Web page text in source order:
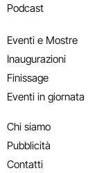
Podcast
Eventi e Mostre
Inaugurazioni
Finissage
Eventi in giornata
Chi siamo
Pubblicità
Contatti